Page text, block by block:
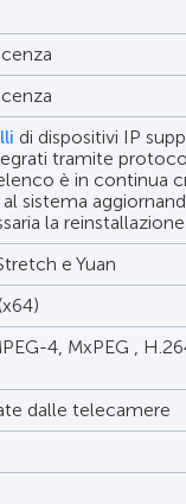
di dispositivi IP
tramite
è in continua
sistema
la
e Yuan
4, MxPEG ,
dalle telecamere